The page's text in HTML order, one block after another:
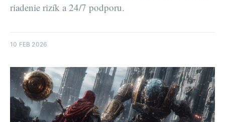
riadenie rizík a 24/7 podporu.
10 FEB 2026